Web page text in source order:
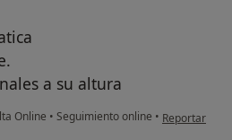
a su altura
Online • Seguimiento online • en opinión
Reportar